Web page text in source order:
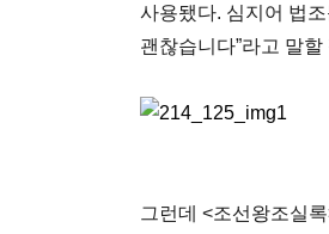
사용됐다. 심지어 법
괜찮습니다”라고 말할
그런데 <조선왕조실